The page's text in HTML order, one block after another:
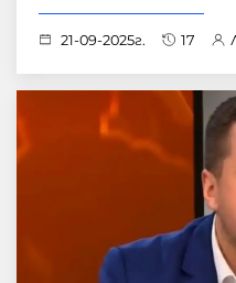
21-09-2025г. 17